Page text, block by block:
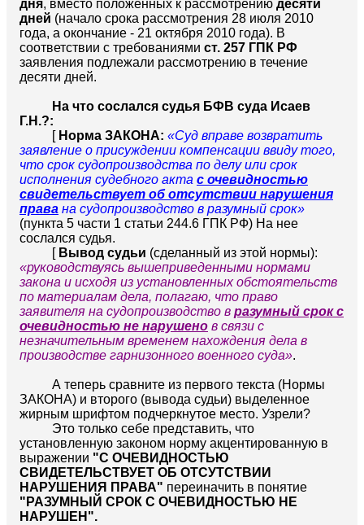
дня, вместо положенных к рассмотрению десяти
дней (начало срока рассмотрения 28 июля 2010
года, а окончание - 21 октября 2010 года). В
соответствии с требованиями ст. 257 ГПК РФ
заявления подлежали рассмотрению в течение
десяти дней.
На что сослался судья БФВ суда Исаев
Г.Н.?:
Норма ЗАКОНА: «Суд вправе возвратить
заявление о присуждении компенсации ввиду того,
что срок судопроизводства по делу или срок
исполнения судебного акта с очевидностью
свидетельствует об отсутствии нарушения
права на судопроизводство в разумный срок»
(пункта 5 части 1 статьи 244.6 ГПК РФ) На нее
сослался судья.
Вывод судьи (сделанный из этой нормы):
«руководствуясь вышеприведенными нормами
закона и исходя из установленных обстоятельств
по материалам дела, полагаю, что право
заявителя на судопроизводство в разумный срок с
очевидностью не нарушено в связи с
незначительным временем нахождения дела в
производстве гарнизонного военного суда».
А теперь сравните из первого текста (Нормы
ЗАКОНА) и второго (вывода судьи) выделенное
жирным шрифтом подчеркнутое место. Узрели?
Это только себе представить, что
установленную законом норму акцентированную в
выражении "С ОЧЕВИДНОСТЬЮ
СВИДЕТЕЛЬСТВУЕТ ОБ ОТСУТСТВИИ
НАРУШЕНИЯ ПРАВА" переиначить в понятие
"РАЗУМНЫЙ СРОК С ОЧЕВИДНОСТЬЮ НЕ
НАРУШЕН".